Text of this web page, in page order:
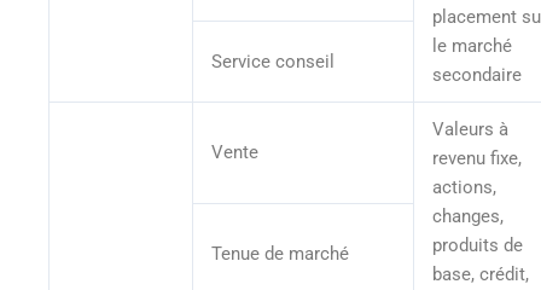
placement
le marché
secondaire
Service conseil
Vente
Valeurs à
revenu fixe,
actions,
changes,
produits de
base, crédit,
Tenue de marché